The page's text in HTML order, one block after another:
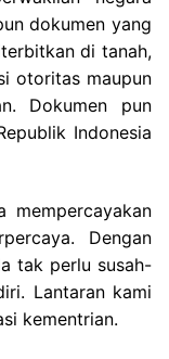
dokumen yang
di tanah,
otoritas maupun
Dokumen pun
Indonesia
mempercayakan
Dengan
tak perlu susah-
Lantaran kami
kementrian.